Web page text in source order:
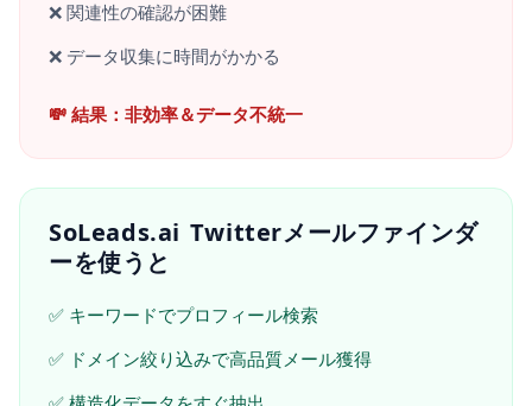
❌ 関連性の確認が困難
❌ データ収集に時間がかかる
💸 結果：非効率＆データ不統一
SoLeads.ai Twitterメールファインダ
ーを使うと
✅ キーワードでプロフィール検索
✅ ドメイン絞り込みで高品質メール獲得